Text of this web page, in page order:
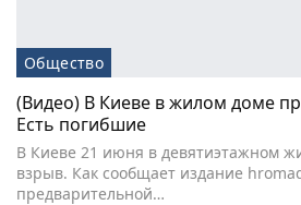
Общество
(Видео) В Киеве в жилом доме
Есть погибшие
В Киеве 21 июня в девятиэтажном
взрыв. Как сообщает издание
предварительной…